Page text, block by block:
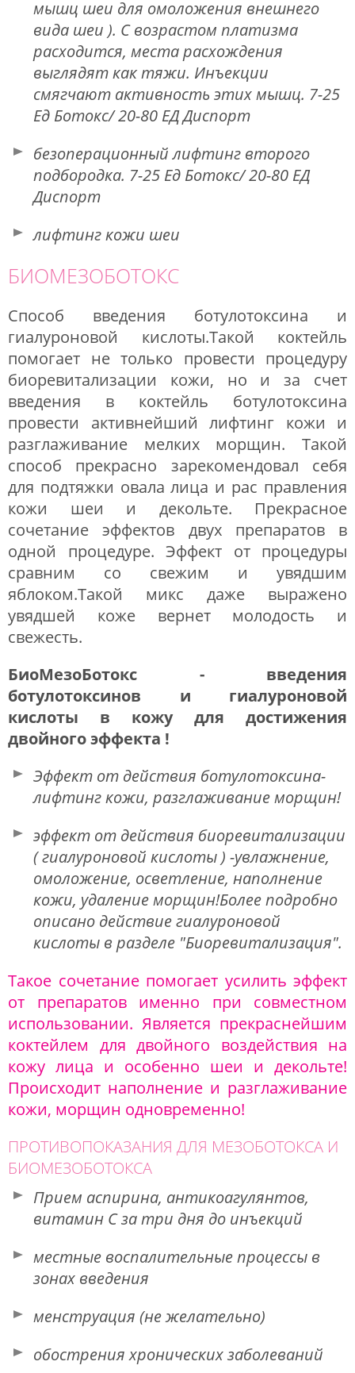
мышц шеи для омоложения внешнего
вида шеи ). С возрастом платизма
расходится, места расхождения
выглядят как тяжи. Инъекции
смягчают активность этих мышц. 7-25
Ед Ботокс/ 20-80 ЕД Диспорт
безоперационный лифтинг второго
подбородка. 7-25 Ед Ботокс/ 20-80 ЕД
Диспорт
лифтинг кожи шеи
БИОМЕЗОБОТОКС
Способ введения ботулотоксина и
гиалуроновой кислоты.Такой коктейль
помогает не только провести процедуру
биоревитализации кожи, но и за счет
введения в коктейль ботулотоксина
провести активнейший лифтинг кожи и
разглаживание мелких морщин. Такой
способ прекрасно зарекомендовал себя
для подтяжки овала лица и рас правления
кожи шеи и декольте. Прекрасное
сочетание эффектов двух препаратов в
одной процедуре. Эффект от процедуры
сравним со свежим и увядшим
яблоком.Такой микс даже выражено
увядшей коже вернет молодость и
свежесть.
БиоМезоБотокс - введения
ботулотоксинов и гиалуроновой
кислоты в кожу для достижения
двойного эффекта !
Эффект от действия ботулотоксина-
лифтинг кожи, разглаживание морщин!
эффект от действия биоревитализации
( гиалуроновой кислоты ) -увлажнение,
омоложение, осветление, наполнение
кожи, удаление морщин!Более подробно
описано действие гиалуроновой
кислоты в разделе "Биоревитализация".
Такое сочетание помогает усилить эффект
от препаратов именно при совместном
использовании. Является прекраснейшим
коктейлем для двойного воздействия на
кожу лица и особенно шеи и декольте!
Происходит наполнение и разглаживание
кожи, морщин одновременно!
ПРОТИВОПОКАЗАНИЯ ДЛЯ МЕЗОБОТОКСА И
БИОМЕЗОБОТОКСА
Прием аспирина, антикоагулянтов,
витамин С за три дня до инъекций
местные воспалительные процессы в
зонах введения
менструация (не желательно)
обострения хронических заболеваний